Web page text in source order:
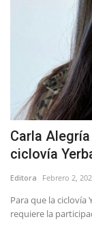
Carla
ciclovía
Editora Febrero 2,
Para que la ciclovía
requiere la